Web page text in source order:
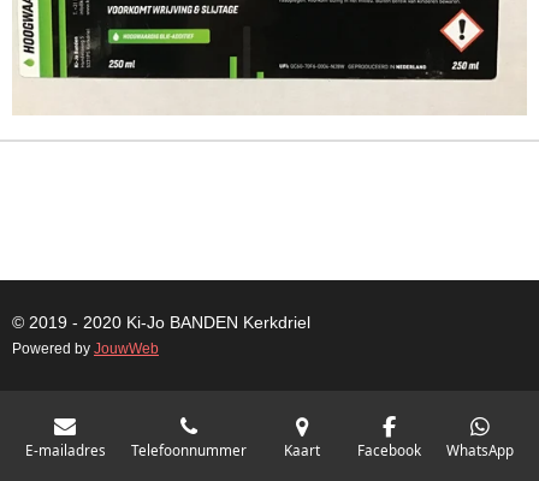
© 2019 - 2020 Ki-Jo BANDEN Kerkdriel
Powered by JouwWeb
E-mailadres Telefoonnummer Kaart Facebook WhatsApp